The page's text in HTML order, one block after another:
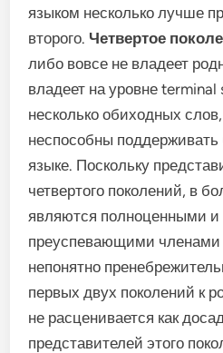
языком несколько лучше
второго. Четвертое
либо вовсе не владеет
владеет на уровне terminal
несколько обиходных
неспособны
языке. Поскольку
четвертого поколений, в
являются полноценными и
преуспевающими
непонятно
первых двух поколений к
не расценивается как
представителей этого